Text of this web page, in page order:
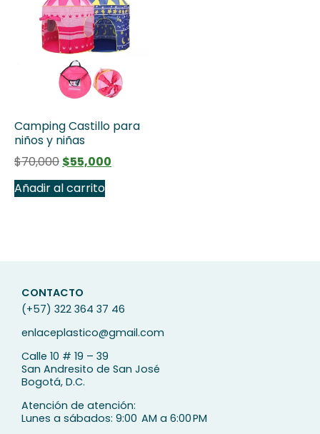
Camping Castillo para
niños y niñas
$70,000 $55,000
Añadir al carrito
CONTACTO
(+57) 322 364 37 46
enlaceplastico@gmail.com
Calle 10 # 19 – 39
San Andresito de San José
Bogotá, D.C.
Atención de atención:
Lunes a sábados: 9:00 AM a 6:00 PM